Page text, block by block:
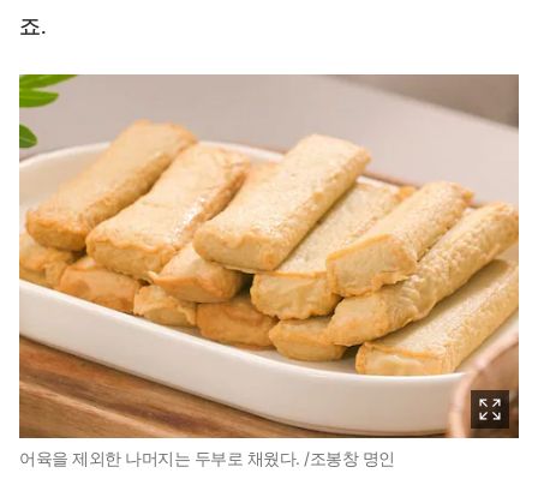
죠.
어육을 제외한 나머지는 두부로 채웠다. /조봉창 명인